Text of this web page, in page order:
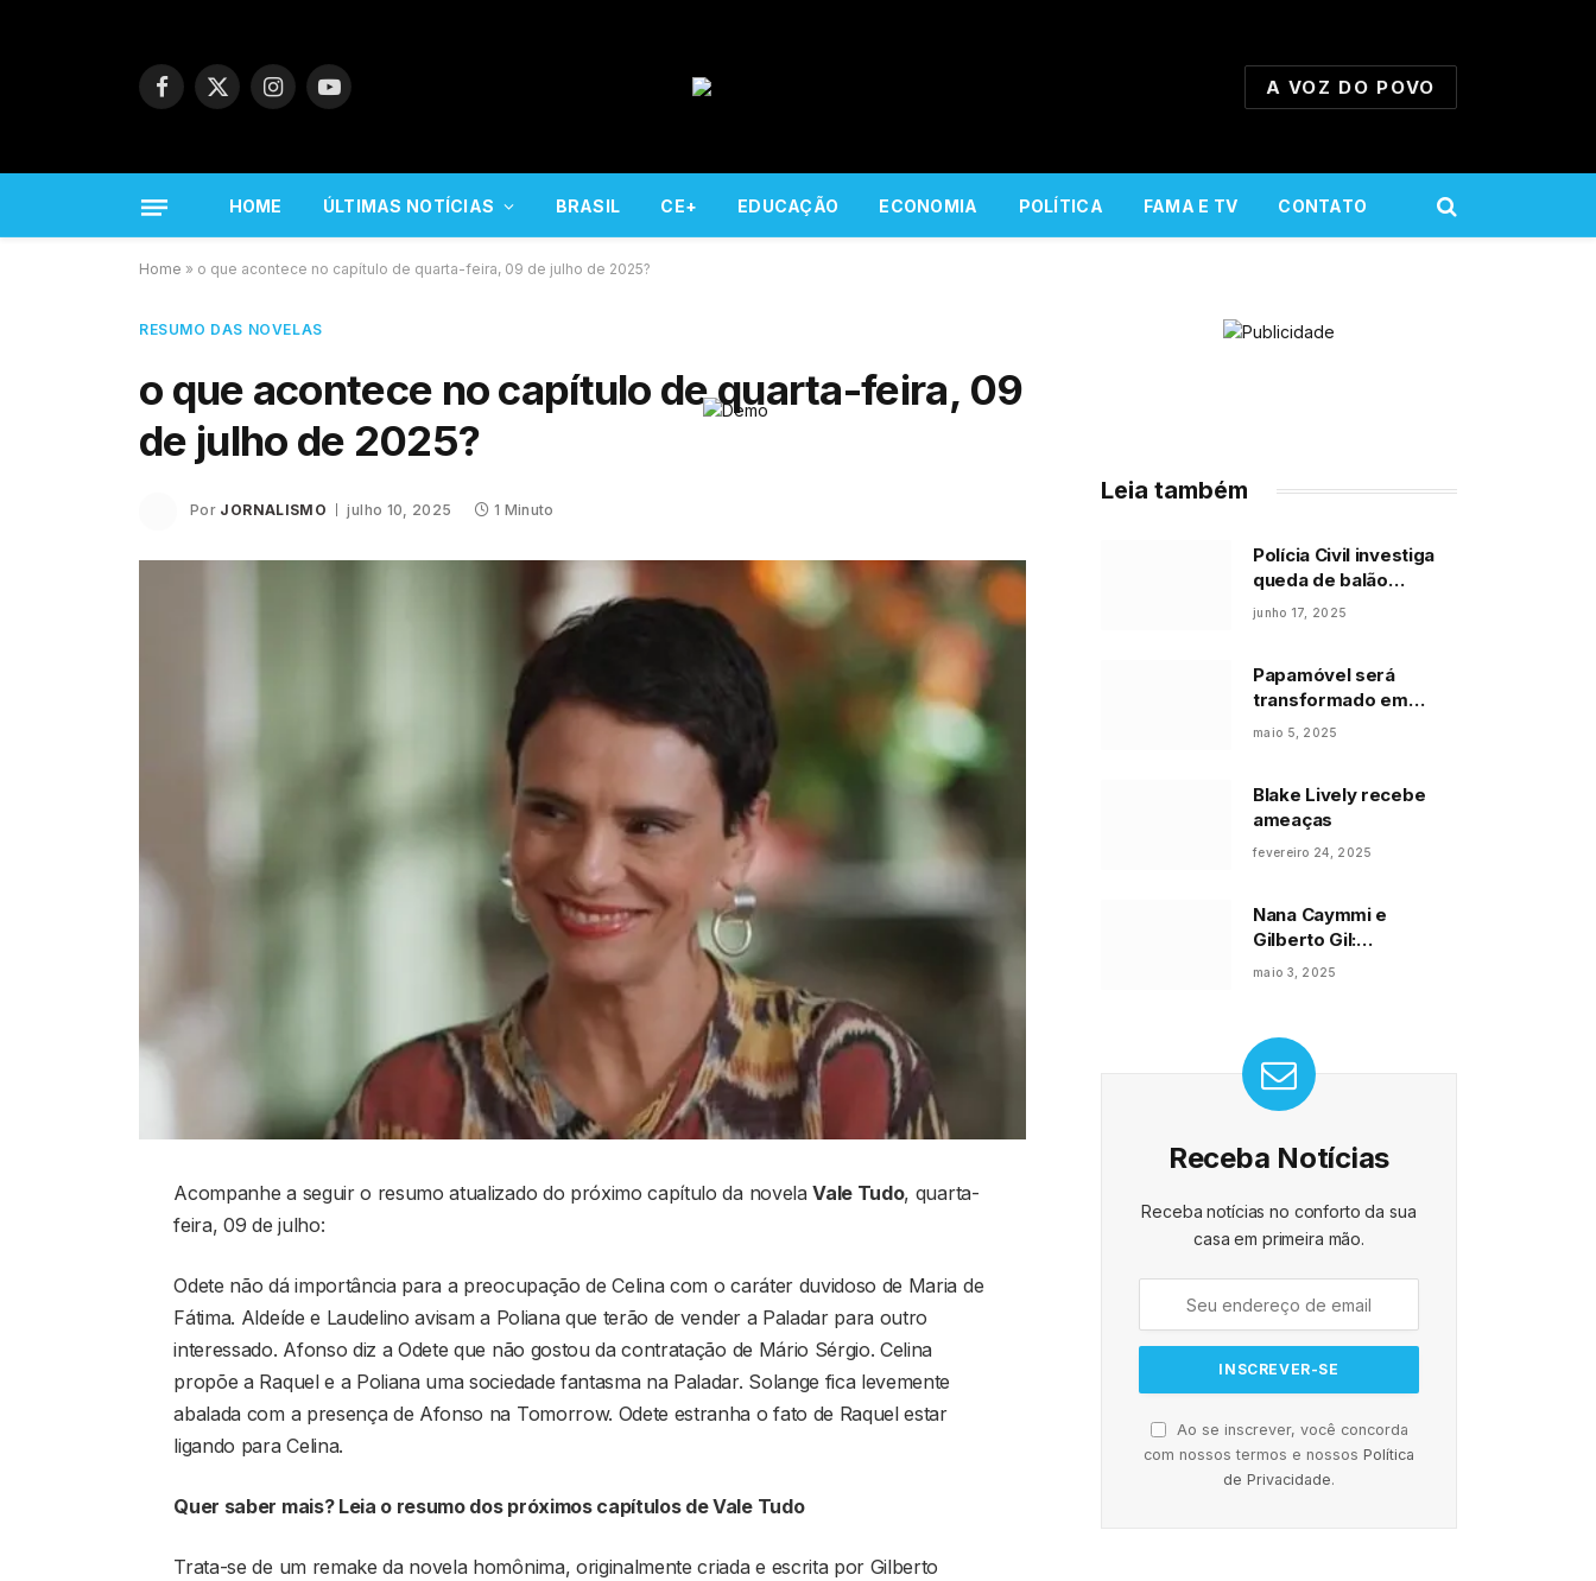
Facebook
X
InstagramYouTube A VOZ DO POVO
HOME ÚLTIMAS NOTÍCIAS BRASIL CE+ EDUCAÇÃO ECONOMIA POLÍTICA FAMA E TV CONTATO
Home » o que acontece no capítulo de quarta-feira, 09 de julho de 2025?
RESUMO DAS NOVELAS
o que acontece no capítulo de quarta-feira, 09
de julho de 2025?
Por JORNALISMO julho 10, 2025 1 Minuto
Acompanhe a seguir o resumo atualizado do próximo capítulo da novelaVale Tudo, quarta-
feira, 09 de julho:
Odete não dá importância para a preocupação de Celina com o caráter duvidoso de Maria de
Fátima. Aldeíde e Laudelino avisam a Poliana que terão de vender a Paladar para outro
interessado. Afonso diz a Odete que não gostou da contratação de Mário Sérgio. Celina
propõe a Raquel e a Poliana uma sociedade fantasma na Paladar. Solange fica levemente
abalada com a presença de Afonso na Tomorrow. Odete estranha o fato de Raquel estar
ligando para Celina.
Quer saber mais? Leia o resumo dos próximos capítulos de Vale Tudo
Trata-se de um remake da novela homônima, originalmente criada e escrita por Gilberto
Leia também
Polícia Civil investiga
queda de balão
tripulado que matou
junho 17, 2025
Papamóvel será
transformado em
unidade de saúde para
maio 5, 2025
Blake Lively recebe
ameaças
fevereiro 24, 2025
Nana Caymmi e
Gilberto Gil:
Casamento marcado
maio 3, 2025
Receba Notícias
Receba notícias no conforto da sua
casa em primeira mão.
Ao se inscrever, você concorda
com nossos termos e nossos Política
de Privacidade.